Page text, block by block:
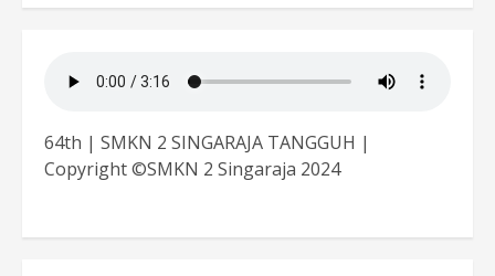
64th | SMKN 2 SINGARAJA TANGGUH |
Copyright ©SMKN 2 Singaraja 2024